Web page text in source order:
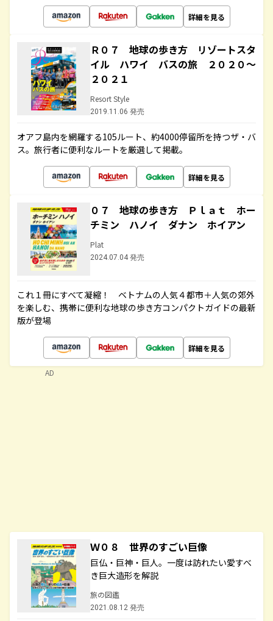
詳細を見る
Ｒ０７ 地球の歩き方 リゾートスタ
イル ハワイ バスの旅 ２０２０～
２０２１
Resort Style
2019.11.06 発売
オアフ島内を網羅する105ルート、約4000停留所を持つザ・バ
ス。旅行者に便利なルートを厳選して掲載。
詳細を見る
０７ 地球の歩き方 Ｐｌａｔ ホー
チミン ハノイ ダナン ホイアン
Plat
2024.07.04 発売
これ１冊にすべて凝縮！ ベトナムの人気４都市＋人気の郊外
を楽しむ、携帯に便利な地球の歩き方コンパクトガイドの最新
版が登場
詳細を見る
Ｗ０８ 世界のすごい巨像
巨仏・巨神・巨人。一度は訪れたい愛すべ
き巨大造形を解説
旅の図鑑
2021.08.12 発売
AD